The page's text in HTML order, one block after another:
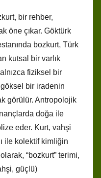
bir rehber,
öne çıkar. Göktürk
bozkurt, Türk
kutsal bir varlık
fiziksel bir
bir iradenin
görülür. Antropolojik
doğa ile
eder. Kurt, vahşi
ile kolektif kimliğin
“bozkurt” terimi,
güçlü)